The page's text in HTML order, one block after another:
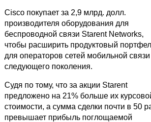
Cisco покупает за 2,9 млрд. долл.
производителя оборудования для
беспроводной связи Starent Networks,
чтобы расширить продуктовый
для операторов сетей мобильной связи
следующего поколения.
Судя по тому, что за акции Starent
предложено на 21% больше их
стоимости, а сумма сделки почти в 50
превышает прибыль поглощаемой